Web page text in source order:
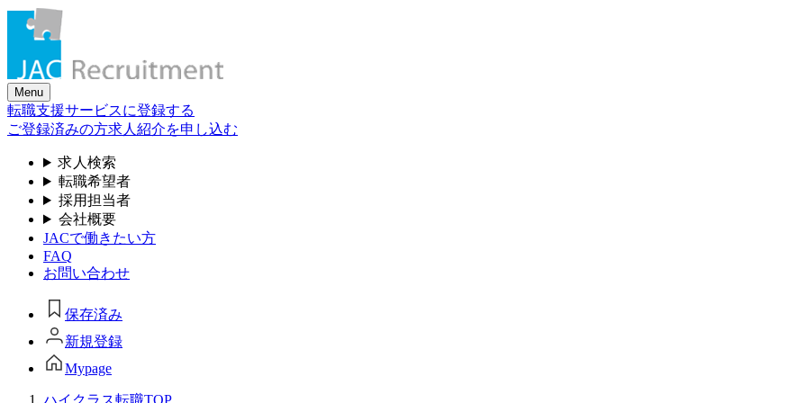
Skip
content
Menu
転職支援サービスに登録する
ご登録済みの方求人紹介を申し込む
求人検索
転職希望者
採用担当者
会社概要
JACで働きたい方
FAQ
お問い合わせ
保存済み
新規登録
Mypage
ハイクラス転職TOP